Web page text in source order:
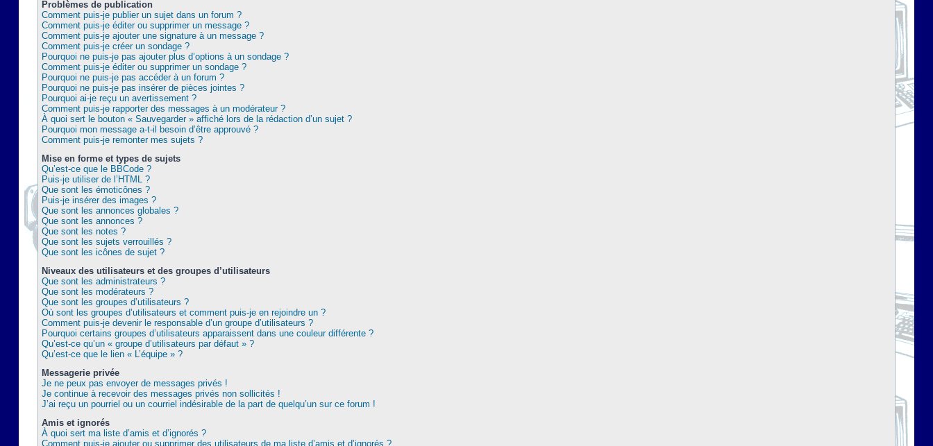
Problèmes de publication
Comment puis-je publier un sujet dans un forum ?
Comment puis-je éditer ou supprimer un message ?
Comment puis-je ajouter une signature à un message ?
Comment puis-je créer un sondage ?
Pourquoi ne puis-je pas ajouter plus d’options à un sondage ?
Comment puis-je éditer ou supprimer un sondage ?
Pourquoi ne puis-je pas accéder à un forum ?
Pourquoi ne puis-je pas insérer de pièces jointes ?
Pourquoi ai-je reçu un avertissement ?
Comment puis-je rapporter des messages à un modérateur ?
À quoi sert le bouton « Sauvegarder » affiché lors de la rédaction d’un sujet ?
Pourquoi mon message a-t-il besoin d’être approuvé ?
Comment puis-je remonter mes sujets ?
Mise en forme et types de sujets
Qu’est-ce que le BBCode ?
Puis-je utiliser de l’HTML ?
Que sont les émoticônes ?
Puis-je insérer des images ?
Que sont les annonces globales ?
Que sont les annonces ?
Que sont les notes ?
Que sont les sujets verrouillés ?
Que sont les icônes de sujet ?
Niveaux des utilisateurs et des groupes d’utilisateurs
Que sont les administrateurs ?
Que sont les modérateurs ?
Que sont les groupes d’utilisateurs ?
Où sont les groupes d’utilisateurs et comment puis-je en rejoindre un ?
Comment puis-je devenir le responsable d’un groupe d’utilisateurs ?
Pourquoi certains groupes d’utilisateurs apparaissent dans une couleur différente ?
Qu’est-ce qu’un « groupe d’utilisateurs par défaut » ?
Qu’est-ce que le lien « L’équipe » ?
Messagerie privée
Je ne peux pas envoyer de messages privés !
Je continue à recevoir des messages privés non sollicités !
J’ai reçu un pourriel ou un courriel indésirable de la part de quelqu’un sur ce forum !
Amis et ignorés
À quoi sert ma liste d’amis et d’ignorés ?
Comment puis-je ajouter ou supprimer des utilisateurs de ma liste d’amis et d’ignorés ?